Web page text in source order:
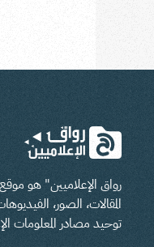
رواق الإعلاميين" هو
المقالات، الصور،
توحيد مصادر المعلومات